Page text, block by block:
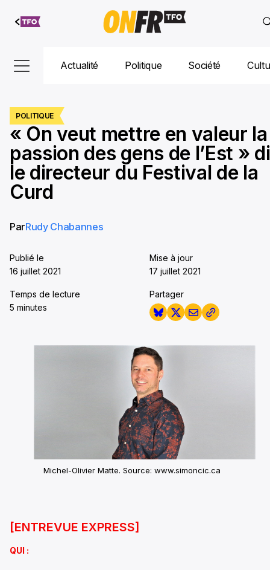
Aller au
contenu
Actualité Politique Société
POLITIQUE
« On veut mettre en valeur la
passion des gens de l’Est »
le directeur du Festival de la
Curd
ParRudy Chabannes
Publié le
16 juillet 2021
Mise à jour
17 juillet 2021
Temps de lecture
5 minutes
Partager
Michel-Olivier Matte. Source: www.simoncic.ca
[ENTREVUE EXPRESS]
QUI :